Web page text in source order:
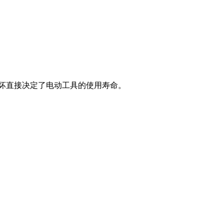
接决定了电动工具的使用寿命。